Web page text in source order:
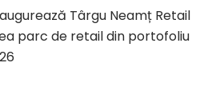
Târgu Neamț Retail
parc de retail din portofoliu